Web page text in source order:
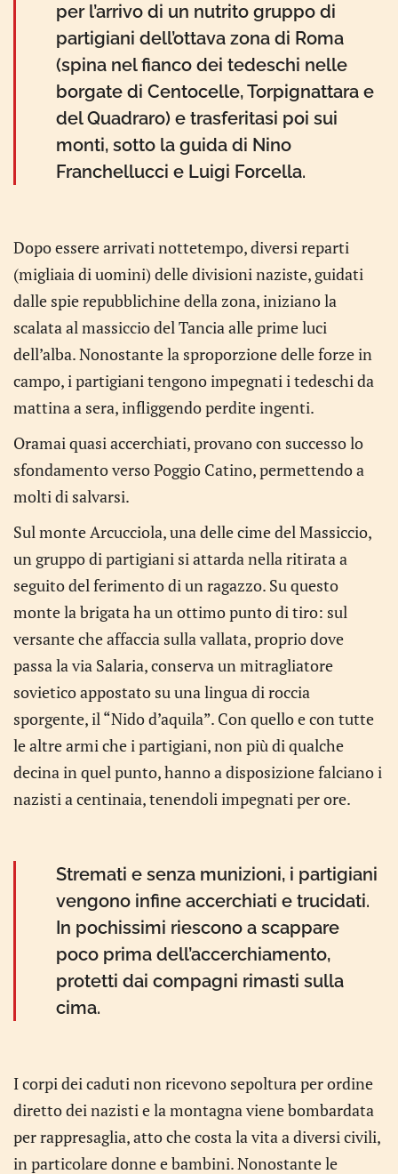
per l’arrivo di un nutrito gruppo di
partigiani dell’ottava zona di Roma
(spina nel fianco dei tedeschi nelle
borgate di Centocelle, Torpignattara e
del Quadraro) e trasferitasi poi sui
monti, sotto la guida di Nino
Franchellucci e Luigi Forcella.
Dopo essere arrivati nottetempo, diversi reparti
(migliaia di uomini) delle divisioni naziste, guidati
dalle spie repubblichine della zona, iniziano la
scalata al massiccio del Tancia alle prime luci
dell’alba. Nonostante la sproporzione delle forze in
campo, i partigiani tengono impegnati i tedeschi da
mattina a sera, infliggendo perdite ingenti.
Oramai quasi accerchiati, provano con successo lo
sfondamento verso Poggio Catino, permettendo a
molti di salvarsi.
Sul monte Arcucciola, una delle cime del Massiccio,
un gruppo di partigiani si attarda nella ritirata a
seguito del ferimento di un ragazzo. Su questo
monte la brigata ha un ottimo punto di tiro: sul
versante che affaccia sulla vallata, proprio dove
passa la via Salaria, conserva un mitragliatore
sovietico appostato su una lingua di roccia
sporgente, il “Nido d’aquila”. Con quello e con tutte
le altre armi che i partigiani, non più di qualche
decina in quel punto, hanno a disposizione falciano i
nazisti a centinaia, tenendoli impegnati per ore.
Stremati e senza munizioni, i partigiani
vengono infine accerchiati e trucidati.
In pochissimi riescono a scappare
poco prima dell’accerchiamento,
protetti dai compagni rimasti sulla
cima.
I corpi dei caduti non ricevono sepoltura per ordine
diretto dei nazisti e la montagna viene bombardata
per rappresaglia, atto che costa la vita a diversi civili,
in particolare donne e bambini. Nonostante le